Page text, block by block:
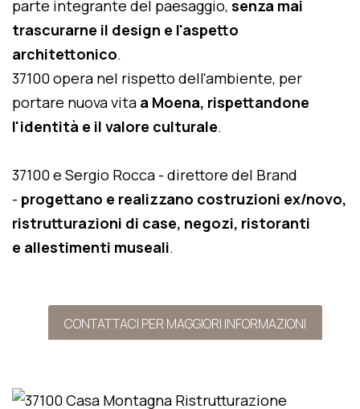
parte integrante del paesaggio, senza mai
trascurarne il design e l'aspetto
architettonico.
37100 opera nel rispetto dell'ambiente, per
portare nuova vita a Moena, rispettandone
l'identità e il valore culturale.
37100 e Sergio Rocca - direttore del Brand
- progettano e realizzano costruzioni ex/novo,
ristrutturazioni di case, negozi, ristoranti
e allestimenti museali.
CONTATTACI PER MAGGIORI INFORMAZIONI